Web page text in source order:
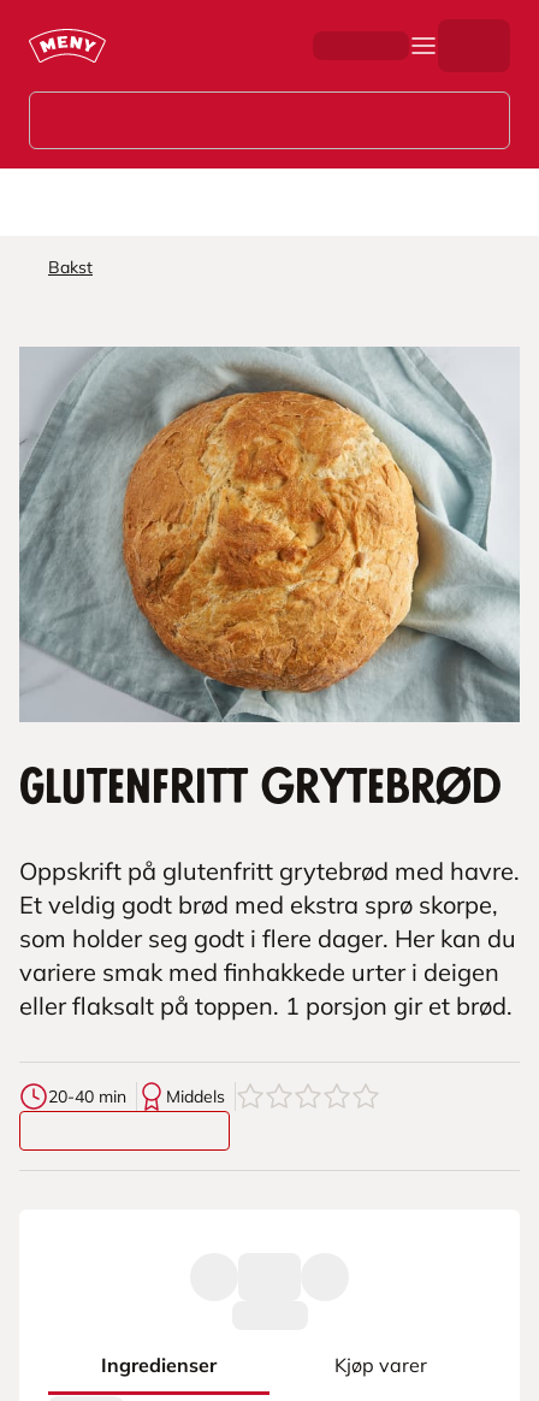
Bakst
Glutenfritt grytebrød
Oppskrift på glutenfritt grytebrød med havre.
Et veldig godt brød med ekstra sprø skorpe,
som holder seg godt i flere dager. Her kan du
variere smak med finhakkede urter i deigen
eller flaksalt på toppen. 1 porsjon gir et brød.
20-40 min Middels 0av5stjerner
Ingredienser Kjøp varer